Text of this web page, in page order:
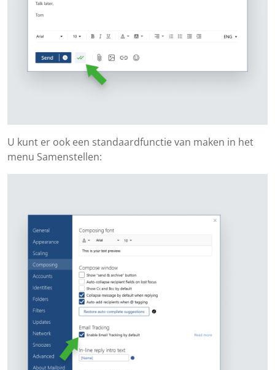
U kunt er ook een standaardfunctie van maken in het
menu Samenstellen: